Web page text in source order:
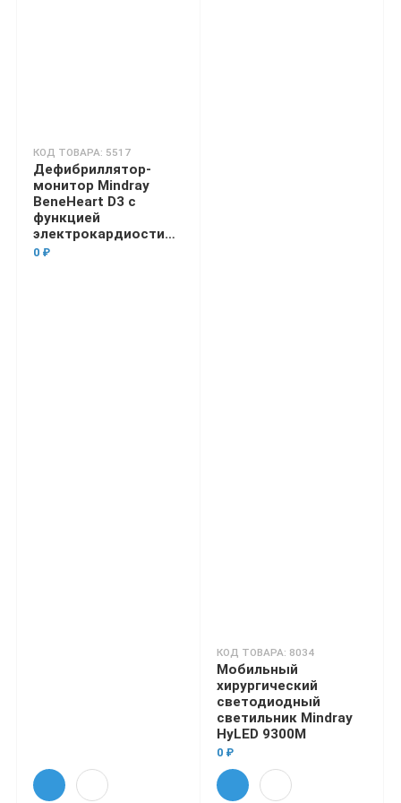
КОД ТОВАРА: 5517
Дефибриллятор-
монитор Mindray
BeneHeart D3 с
функцией
электрокардиостимуляции
0 ₽
КОД ТОВАРА: 8034
Мобильный
хирургический
светодиодный
светильник Mindray
HyLED 9300M
0 ₽